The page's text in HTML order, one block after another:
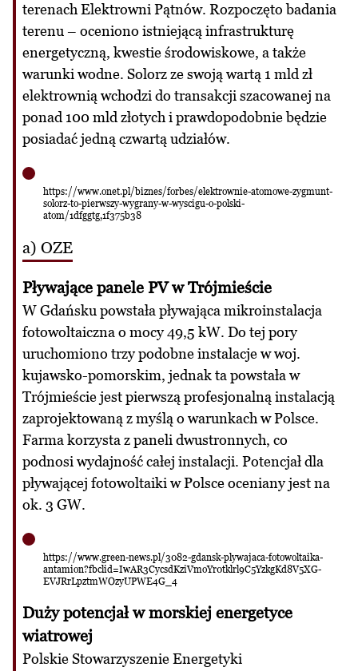
terenach Elektrowni Pątnów. Rozpoczęto badania
terenu – oceniono istniejącą infrastrukturę
energetyczną, kwestie środowiskowe, a także
warunki wodne. Solorz ze swoją wartą 1 mld zł
elektrownią wchodzi do transakcji szacowanej na
ponad 100 mld złotych i prawdopodobnie będzie
posiadać jedną czwartą udziałów.
https://www.onet.pl/biznes/forbes/elektrownie-atomowe-zygmunt-
solorz-to-pierwszy-wygrany-w-wyscigu-o-polski-
atom/1dfggtg,1f375b38
a) OZE
Pływające panele PV w Trójmieście
W Gdańsku powstała pływająca mikroinstalacja
fotowoltaiczna o mocy 49,5 kW. Do tej pory
uruchomiono trzy podobne instalacje w woj.
kujawsko-pomorskim, jednak ta powstała w
Trójmieście jest pierwszą profesjonalną instalacją
zaprojektowaną z myślą o warunkach w Polsce.
Farma korzysta z paneli dwustronnych, co
podnosi wydajność całej instalacji. Potencjał dla
pływającej fotowoltaiki w Polsce oceniany jest na
ok. 3 GW.
https://www.green-news.pl/3082-gdansk-plywajaca-fotowoltaika-
antamion?fbclid=IwAR3CycsdKziVmoYr0tklrl9C5YzkgKd8V5XG-
EVJRrLpztmWOzyUPWE4G_4
Duży potencjał w morskiej energetyce
wiatrowej
Polskie Stowarzyszenie Energetyki